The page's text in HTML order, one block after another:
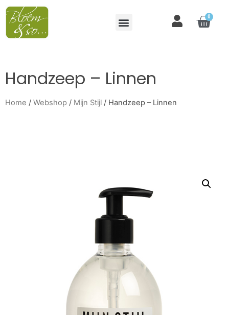
0
Handzeep – Linnen
Home / Webshop / Mijn Stijl / Handzeep – Linnen